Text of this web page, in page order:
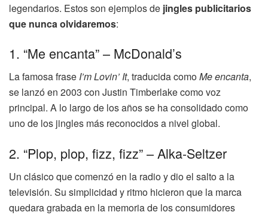
legendarios. Estos son ejemplos de jingles publicitarios
que nunca olvidaremos:
1. “Me encanta” – McDonald’s
La famosa frase I’m Lovin’ It, traducida comoMe encanta,
se lanzó en 2003 con Justin Timberlake como voz
principal. A lo largo de los años se ha consolidado como
uno de los jingles más reconocidos a nivel global.
2. “Plop, plop, fizz, fizz” – Alka-Seltzer
Un clásico que comenzó en la radio y dio el salto a la
televisión. Su simplicidad y ritmo hicieron que la marca
quedara grabada en la memoria de los consumidores